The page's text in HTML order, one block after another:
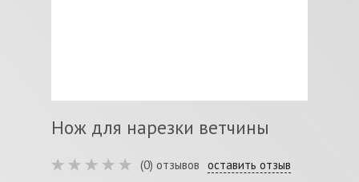
Нож для нарезки ветчины
(0) отзывов оставить отзыв